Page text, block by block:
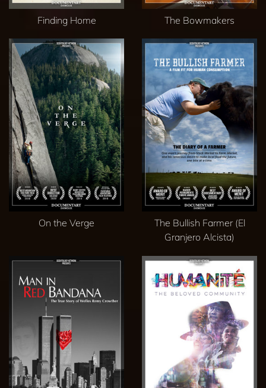
Finding Home The Bowmakers
On the Verge
The Bullish Farmer (El
Granjero Alcista)